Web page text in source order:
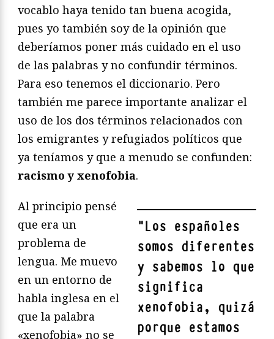
vocablo haya tenido tan buena acogida,
pues yo también soy de la opinión que
deberíamos poner más cuidado en el uso
de las palabras y no confundir términos.
Para eso tenemos el diccionario. Pero
también me parece importante analizar el
uso de los dos términos relacionados con
los emigrantes y refugiados políticos que
ya teníamos y que a menudo se confunden:
racismo y xenofobia.
"Los españoles
somos diferentes
y sabemos lo que
significa
xenofobia, quizá
porque estamos
Al principio pensé
que era un
problema de
lengua. Me muevo
en un entorno de
habla inglesa en el
que la palabra
«xenofobia» no se